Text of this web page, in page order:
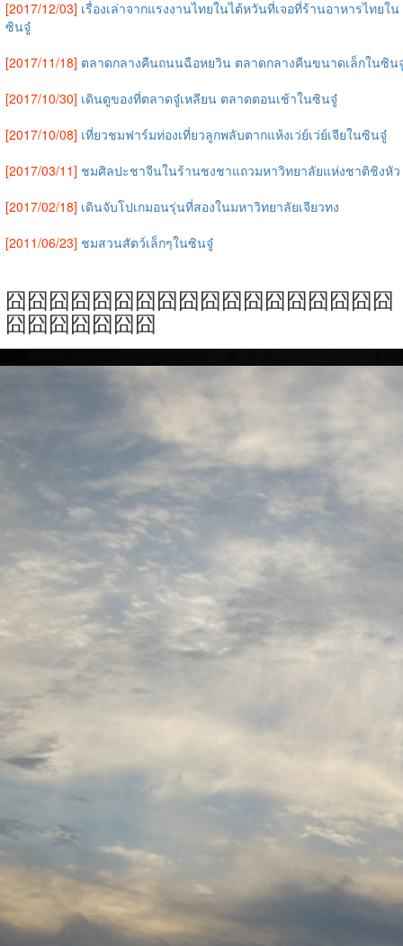
[2017/12/03] เรื่องเล่าจากแรงงานไทยในไต้หวันที่เจอที่ร้านอาหารไทยใน
ซินจู๋
[2017/11/18] ตลาดกลางคืนถนนฉือหยวิน ตลาดกลางคืนขนาดเล็กในซิน
[2017/10/30] เดินดูของที่ตลาดจู๋เหลียน ตลาดตอนเช้าในซินจู๋
[2017/10/08] เที่ยวชมฟาร์มท่องเที่ยวลูกพลับตากแห้งเว่ย์เว่ย์เจียในซินจู๋
[2017/03/11] ชมศิลปะชาจีนในร้านชงชาแถวมหาวิทยาลัยแห่งชาติชิงหัว
[2017/02/18] เดินจับโปเกมอนรุ่นที่สองในมหาวิทยาลัยเจียวทง
[2011/06/23] ชมสวนสัตว์เล็กๆในซินจู๋
囧囧囧囧囧囧囧囧囧囧囧囧囧囧囧囧囧囧
囧囧囧囧囧囧囧